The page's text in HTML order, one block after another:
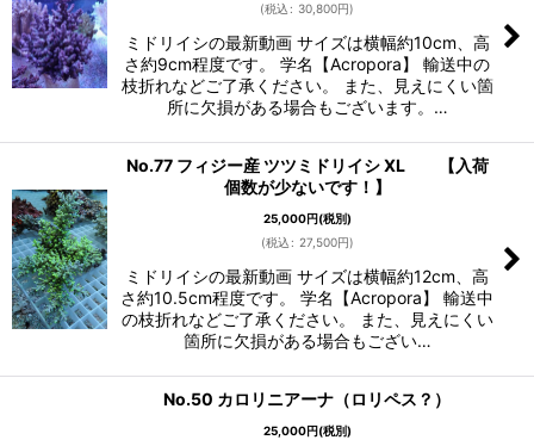
(税込 : 30,800円)
ミドリイシの最新動画 サイズは横幅約10cm、高
さ約9cm程度です。 学名【Acropora】 輸送中の
枝折れなどご了承ください。 また、見えにくい箇
所に欠損がある場合もございます。…
No.77 フィジー産 ツツミドリイシ XL 【入荷
個数が少ないです！】
25,000円(税別)
(税込 : 27,500円)
ミドリイシの最新動画 サイズは横幅約12cm、高
さ約10.5cm程度です。 学名【Acropora】 輸送中
の枝折れなどご了承ください。 また、見えにくい
箇所に欠損がある場合もござい…
No.50 カロリニアーナ（ロリペス？）
25,000円(税別)